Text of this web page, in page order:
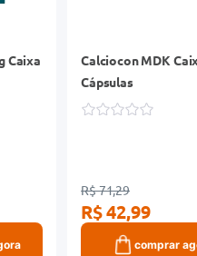
Caixa
Calciocon MDK
Cápsulas
R$ 71,29
R$ 42,99
comprar